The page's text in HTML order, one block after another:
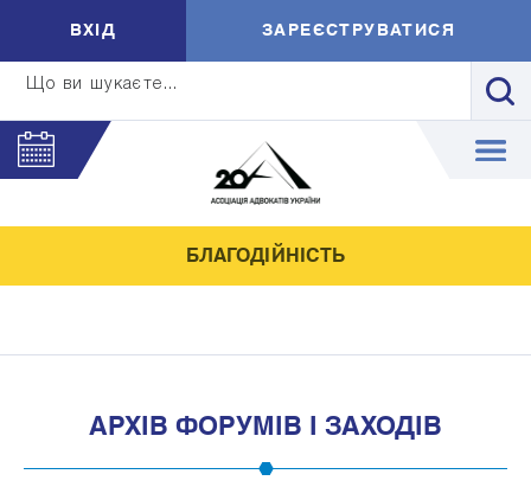
Що ви шукаєте...
ВXIД ЗАРЕЄСТРУВАТИСЯ
БЛАГОДІЙНІСТЬ
АРХІВ ФОРУМІВ І ЗАХОДІВ